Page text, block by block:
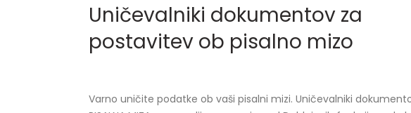
Uničevalniki dokumentov za
postavitev ob pisalno mizo
Varno uničite podatke ob vaši pisalni mizi. Uničevalniki